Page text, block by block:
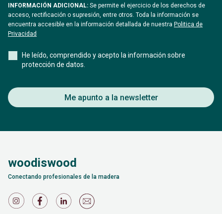
INFORMACIÓN ADICIONAL: Se permite el ejercicio de los derechos de
acceso, rectificación o supresión, entre otros. Toda la información se
encuentra accesible en la información detallada de nuestra Politica de
Privacidad
He leído, comprendido y acepto la información sobre
protección de datos.
Me apunto a la newsletter
woodiswood
Conectando profesionales de la madera